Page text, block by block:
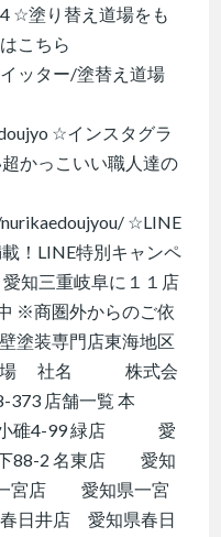
☆塗り替え道場をも
こちら
ッター/塗替え道場
☆インスタグラ
かっこいい職人達の
☆LINE
！LINE特別キャンペ
知三重岐阜に１１店
※商圏外からのご依
塗装専門店東海地区
場 社名 株式会
店舗一覧 本
碓4-99 緑店 愛
下88-2 名東店 愛知
一宮店 愛知県一宮
日井店 愛知県春日